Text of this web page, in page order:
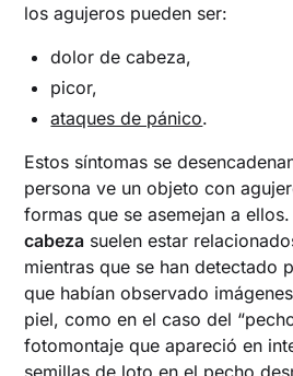
los agujeros pueden ser:
dolor de cabeza,
picor,
ataques de pánico.
Estos síntomas se
persona ve un objeto con
formas que se asemejan a
cabeza suelen estar
mientras que se han detectado
que habían observado
piel, como en el caso del
fotomontaje que apareció en
semillas de loto en el pecho